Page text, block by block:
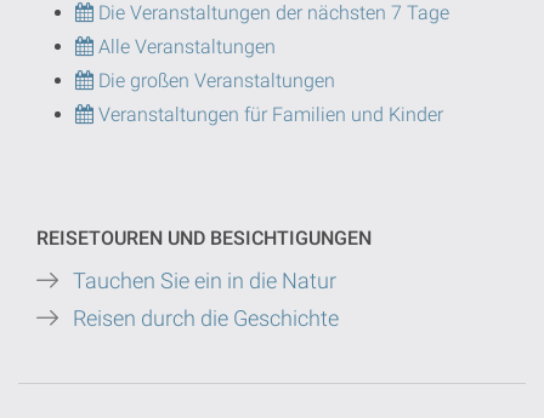
Die Veranstaltungen der nächsten 7 Tage
Alle Veranstaltungen
Die großen Veranstaltungen
Veranstaltungen für Familien und Kinder
REISETOUREN UND BESICHTIGUNGEN
Tauchen Sie ein in die Natur
Reisen durch die Geschichte